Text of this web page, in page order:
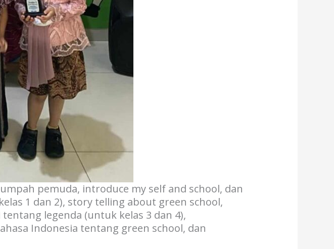
pemuda, introduce my self and school, dan
1 dan 2), story telling about green school,
legenda (untuk kelas 3 dan 4),
Indonesia tentang green school, dan